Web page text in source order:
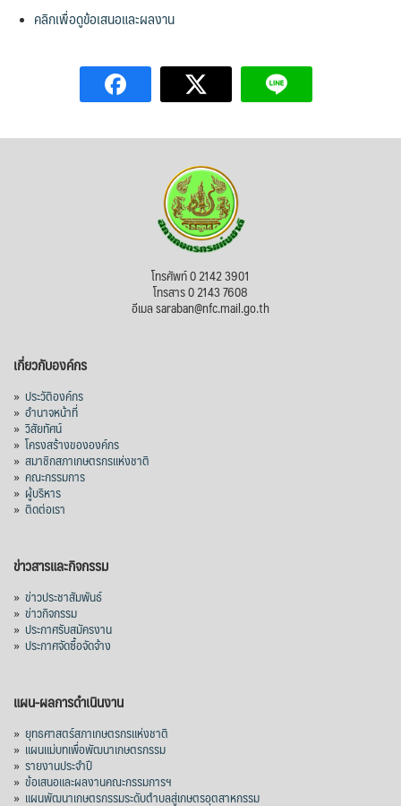
คลิกเพื่อดูข้อเสนอและผลงาน
โทรศัพท์ 0 2142 3901
โทรสาร 0 2143 7608
อีเมล saraban@nfc.mail.go.th
เกี่ยวกับองค์กร
» ประวัติองค์กร
» อำนาจหน้าที่
» วิสัยทัศน์
» โครงสร้างขององค์กร
» สมาชิกสภาเกษตรกรแห่งชาติ
» คณะกรรมการ
» ผู้บริหาร
» ติดต่อเรา
ข่าวสารและกิจกรรม
» ข่าวประชาสัมพันธ์
» ข่าวกิจกรรม
» ประกาศรับสมัครงาน
» ประกาศจัดซื้อจัดจ้าง
แผน-ผลการดำเนินงาน
» ยุทธศาสตร์สภาเกษตรกรแห่งชาติ
» แผนแม่บทเพื่อพัฒนาเกษตรกรรม
» รายงานประจำปี
» ข้อเสนอและผลงานคณะกรรมการฯ
» แผนพัฒนาเกษตรกรรมระดับตำบลสู่เกษตรอุตสาหกรรม